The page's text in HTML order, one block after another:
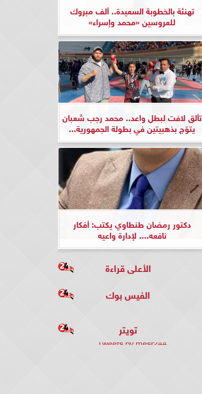
تهنئة بالخطوبة السعيدة.. ألف مبروك
للعروسين «محمد وإسراء»
تألق لافت لبطل واعد.. محمد رجب شعبان
يتوّج بذهبيتين في بطولة الجمهورية...
دكتور رمضان طنطاوي يكتب: أفكار
نافعه.... لإدارة واعيه
الأعلى قراءة
الفيس بوك
تويتر
Tweets by mesr244